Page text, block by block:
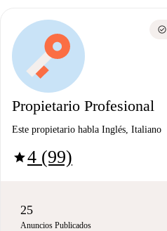
Propietario Profesional
Este propietario habla Inglés, Italiano
star4 (99)
check_circle
25
Anuncios Publicados